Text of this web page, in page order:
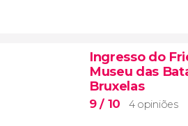
Ingresso do
Museu das
Bruxelas
9/ 10 4 opiniões